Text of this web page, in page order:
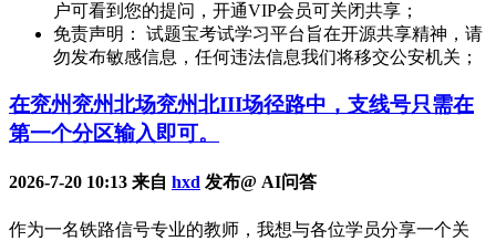
户可看到您的提问，开通VIP会员可关闭共享；
免责声明： 试题宝考试学习平台旨在开源共享精神，请
勿发布敏感信息，任何违法信息我们将移交公安机关；
在兖州兖州北场兖州北III场径路中，支线号只需在
第一个分区输入即可。
2026-7-20 10:13 来自 hxd 发布@ AI问答
作为一名铁路信号专业的教师，我想与各位学员分享一个关